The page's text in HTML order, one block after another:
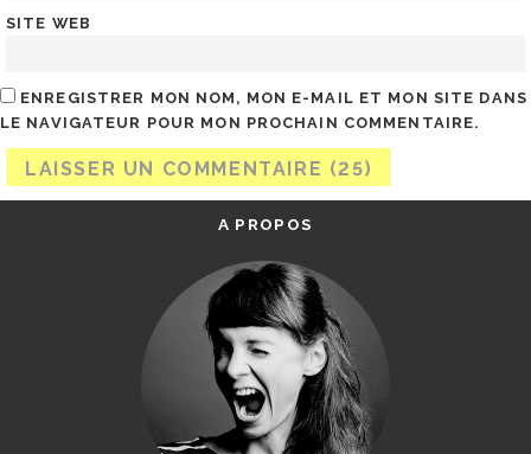
SITE WEB
ENREGISTRER MON NOM, MON E-MAIL ET MON SITE DANS
LE NAVIGATEUR POUR MON PROCHAIN COMMENTAIRE.
A PROPOS